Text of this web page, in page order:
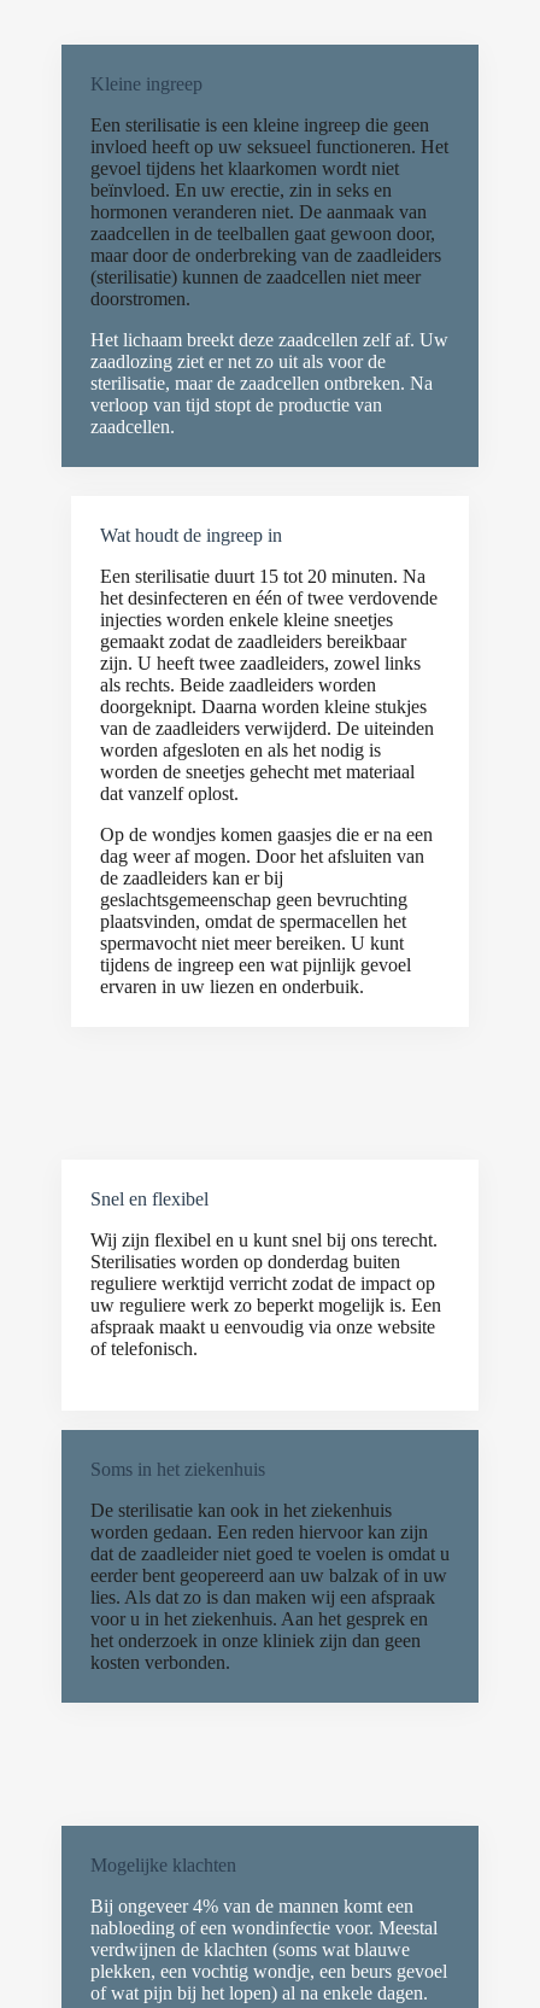
Kleine ingreep
Een sterilisatie is een kleine ingreep die geen
invloed heeft op uw seksueel functioneren. Het
gevoel tijdens het klaarkomen wordt niet
beïnvloed. En uw erectie, zin in seks en
hormonen veranderen niet. De aanmaak van
zaadcellen in de teelballen gaat gewoon door,
maar door de onderbreking van de zaadleiders
(sterilisatie) kunnen de zaadcellen niet meer
doorstromen.
Het lichaam breekt deze zaadcellen zelf af. Uw
zaadlozing ziet er net zo uit als voor de
sterilisatie, maar de zaadcellen ontbreken. Na
verloop van tijd stopt de productie van
zaadcellen.
Wat houdt de ingreep in
Een sterilisatie duurt 15 tot 20 minuten. Na
het desinfecteren en één of twee verdovende
injecties worden enkele kleine sneetjes
gemaakt zodat de zaadleiders bereikbaar
zijn. U heeft twee zaadleiders, zowel links
als rechts. Beide zaadleiders worden
doorgeknipt. Daarna worden kleine stukjes
van de zaadleiders verwijderd. De uiteinden
worden afgesloten en als het nodig is
worden de sneetjes gehecht met materiaal
dat vanzelf oplost.
Op de wondjes komen gaasjes die er na een
dag weer af mogen. Door het afsluiten van
de zaadleiders kan er bij
geslachtsgemeenschap geen bevruchting
plaatsvinden, omdat de spermacellen het
spermavocht niet meer bereiken. U kunt
tijdens de ingreep een wat pijnlijk gevoel
ervaren in uw liezen en onderbuik.
Snel en flexibel
Wij zijn flexibel en u kunt snel bij ons terecht.
Sterilisaties worden op donderdag buiten
reguliere werktijd verricht zodat de impact op
uw reguliere werk zo beperkt mogelijk is. Een
afspraak maakt u eenvoudig via onze website
of telefonisch.
Soms in het ziekenhuis
De sterilisatie kan ook in het ziekenhuis
worden gedaan. Een reden hiervoor kan zijn
dat de zaadleider niet goed te voelen is omdat u
eerder bent geopereerd aan uw balzak of in uw
lies. Als dat zo is dan maken wij een afspraak
voor u in het ziekenhuis. Aan het gesprek en
het onderzoek in onze kliniek zijn dan geen
kosten verbonden.
Mogelijke klachten
Bij ongeveer 4% van de mannen komt een
nabloeding of een wondinfectie voor. Meestal
verdwijnen de klachten (soms wat blauwe
plekken, een vochtig wondje, een beurs gevoel
of wat pijn bij het lopen) al na enkele dagen.